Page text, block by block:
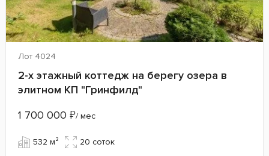
Лот 4024
2-х этажный коттедж на берегу озера в
элитном КП "Гринфилд"
1 700 000 ₽/ мес
532 м² 20 cоток